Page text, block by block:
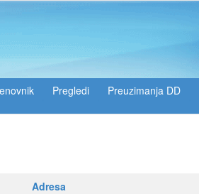
Pregledi Preuzimanja DD
Adresa